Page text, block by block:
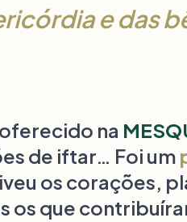
e das
na
de iftar… Foi um
os corações,
os que